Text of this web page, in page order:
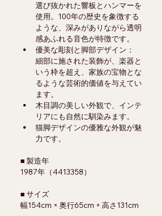
選び抜かれた響板とハンマーを
使用。100年の歴史を象徴する
ような、深みがありながら透明
感あふれる音色が特徴です。
優美な彫刻と脚部デザイン：
細部に施された装飾が、楽器と
いう枠を超え、家族の宝物とな
るような芸術的価値を与えてい
ます。
木目調の美しい外観で、インテ
リアにも自然に馴染みます。
猫脚デザインの優雅な外観が魅
力です。
■ 製造年
1987年（4413358）
■ サイズ
幅154cm × 奥行65cm × 高さ131cm